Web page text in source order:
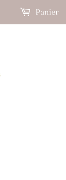
Panier